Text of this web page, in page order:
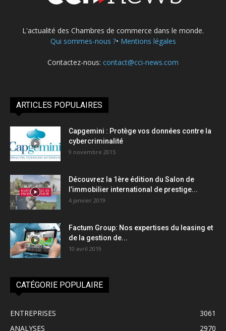
L'actualité des Chambres de commerce dans le monde.
Qui sommes-nous ?• Mentions légales
Contactez-nous: contact@cci-news.com
ARTICLES POPULAIRES
Capgemini : Protège vos données contre la
cybercriminalité
9 novembre 2015
Découvrez la 1ère édition du Salon de
l’immobilier international de prestige...
4 janvier 2019
Factum Group: Nos expertises du leasing et
de la gestion de...
10 avril 2019
CATÉGORIE POPULAIRE
ENTREPRISES
3061
ANALYSES
2970